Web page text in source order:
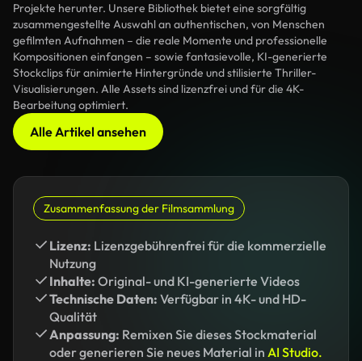
Projekte herunter. Unsere Bibliothek bietet eine sorgfältig
zusammengestellte Auswahl an authentischen, von Menschen
gefilmten Aufnahmen – die reale Momente und professionelle
Kompositionen einfangen – sowie fantasievolle, KI-generierte
Stockclips für animierte Hintergründe und stilisierte Thriller-
Visualisierungen. Alle Assets sind lizenzfrei und für die 4K-
Bearbeitung optimiert.
Alle Artikel ansehen
Zusammenfassung der Filmsammlung
Lizenz: Lizenzgebührenfrei für die kommerzielle
Nutzung
Inhalte: Original- und KI-generierte Videos
Technische Daten: Verfügbar in 4K- und HD-
Qualität
Anpassung: Remixen Sie dieses Stockmaterial
oder generieren Sie neues Material in AI Studio.